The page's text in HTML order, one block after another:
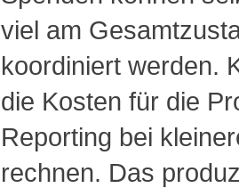
viel am
koordiniert werden.
die Kosten für die
Reporting bei
rechnen. Das